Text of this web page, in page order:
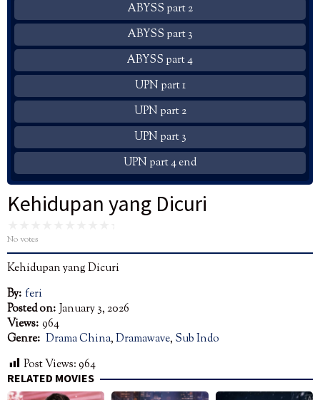
ABYSS part 2
ABYSS part 3
ABYSS part 4
UPN part 1
UPN part 2
UPN part 3
UPN part 4 end
Kehidupan yang Dicuri
No votes
Kehidupan yang Dicuri
By: feri
Posted on: January 3, 2026
Views: 964
Genre: Drama China,Dramawave, Sub Indo
Post Views:964
RELATED MOVIES